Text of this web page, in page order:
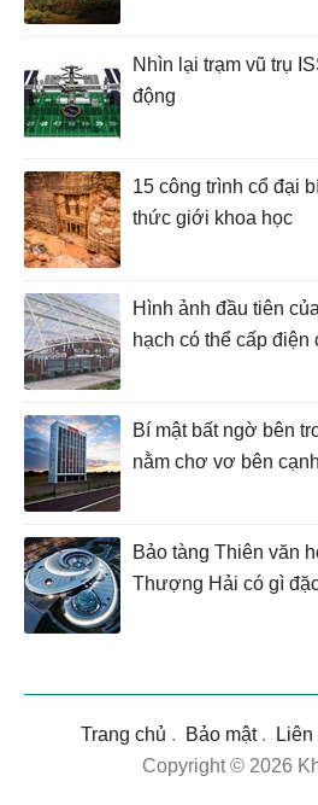
Nhìn lại trạm vũ trụ
động
15 công trình cổ đại
thức giới khoa học
Hình ảnh đầu tiên
hạch có thể cấp điện
Bí mật bất ngờ bên
nằm chơ vơ bên
Bảo tàng Thiên văn
Thượng Hải có gì
Trang chủ . Bảo mật. Liên
Copyright © 2026